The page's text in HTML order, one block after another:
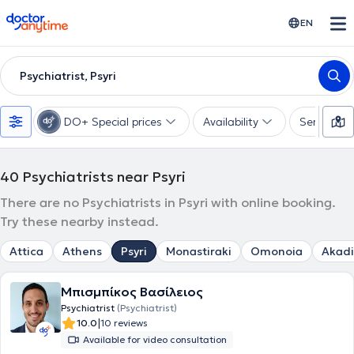
doctoranytime EN
Psychiatrist, Psyri
DO+ Special prices Availability Services
40 Psychiatrists near Psyri
There are no Psychiatrists in Psyri with online booking.
Try these nearby instead.
Attica Athens Psyri Monastiraki Omonoia
Μπισμπίκος Βασίλειος
Psychiatrist (Psychiatrist)
10.0|10 reviews
Available for video consultation